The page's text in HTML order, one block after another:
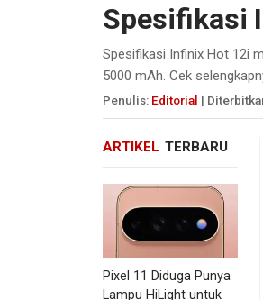
Spesifikasi
Spesifikasi Infinix Hot 12i
5000 mAh. Cek
Penulis: Editorial |
ARTIKEL TERBARU
Pixel 11 Diduga Punya
Lampu HiLight untuk